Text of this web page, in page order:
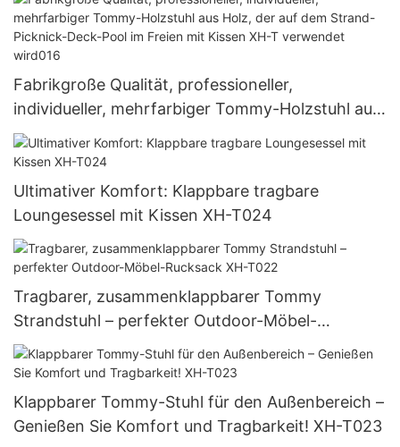
Fabrikgroße Qualität, professioneller,
individueller, mehrfarbiger Tommy-Holzstuhl aus
Holz, der auf dem Strand-Picknick-Deck-Pool im
Freien mit Kissen XH-T verwendet wird016
Ultimativer Komfort: Klappbare tragbare
Loungesessel mit Kissen XH-T024
Tragbarer, zusammenklappbarer Tommy
Strandstuhl – perfekter Outdoor-Möbel-
Rucksack XH-T022
Klappbarer Tommy-Stuhl für den Außenbereich –
Genießen Sie Komfort und Tragbarkeit! XH-T023